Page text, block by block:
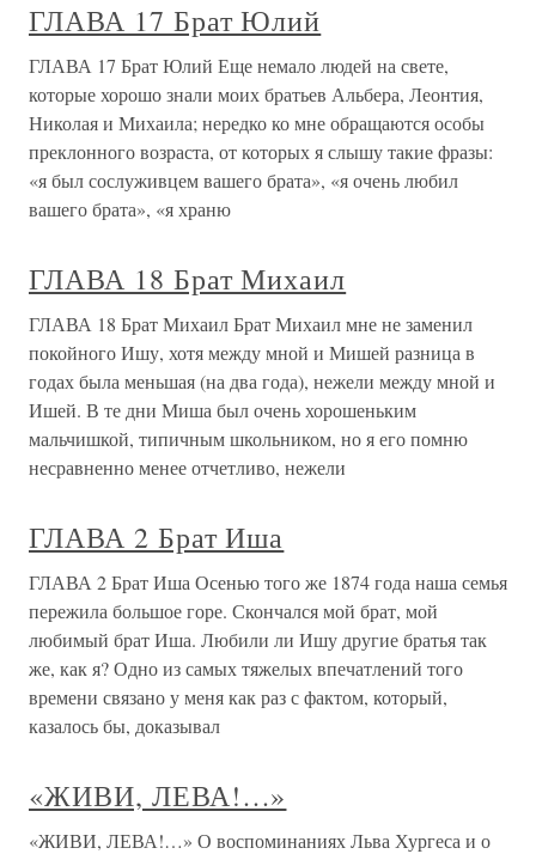
ГЛАВА 17 Брат Юлий
ГЛАВА 17 Брат Юлий Еще немало людей на свете,
которые хорошо знали моих братьев Альбера, Леонтия,
Николая и Михаила; нередко ко мне обращаются особы
преклонного возраста, от которых я слышу такие фразы:
«я был сослуживцем вашего брата», «я очень любил
вашего брата», «я храню
ГЛАВА 18 Брат Михаил
ГЛАВА 18 Брат Михаил Брат Михаил мне не заменил
покойного Ишу, хотя между мной и Мишей разница в
годах была меньшая (на два года), нежели между мной и
Ишей. В те дни Миша был очень хорошеньким
мальчишкой, типичным школьником, но я его помню
несравненно менее отчетливо, нежели
ГЛАВА 2 Брат Иша
ГЛАВА 2 Брат Иша Осенью того же 1874 года наша семья
пережила большое горе. Скончался мой брат, мой
любимый брат Иша. Любили ли Ишу другие братья так
же, как я? Одно из самых тяжелых впечатлений того
времени связано у меня как раз с фактом, который,
казалось бы, доказывал
«ЖИВИ, ЛЕВА!…»
«ЖИВИ, ЛЕВА!…» О воспоминаниях Льва Хургеса и о